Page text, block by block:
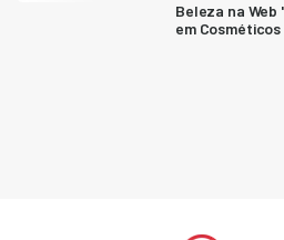
Beleza na Web
em